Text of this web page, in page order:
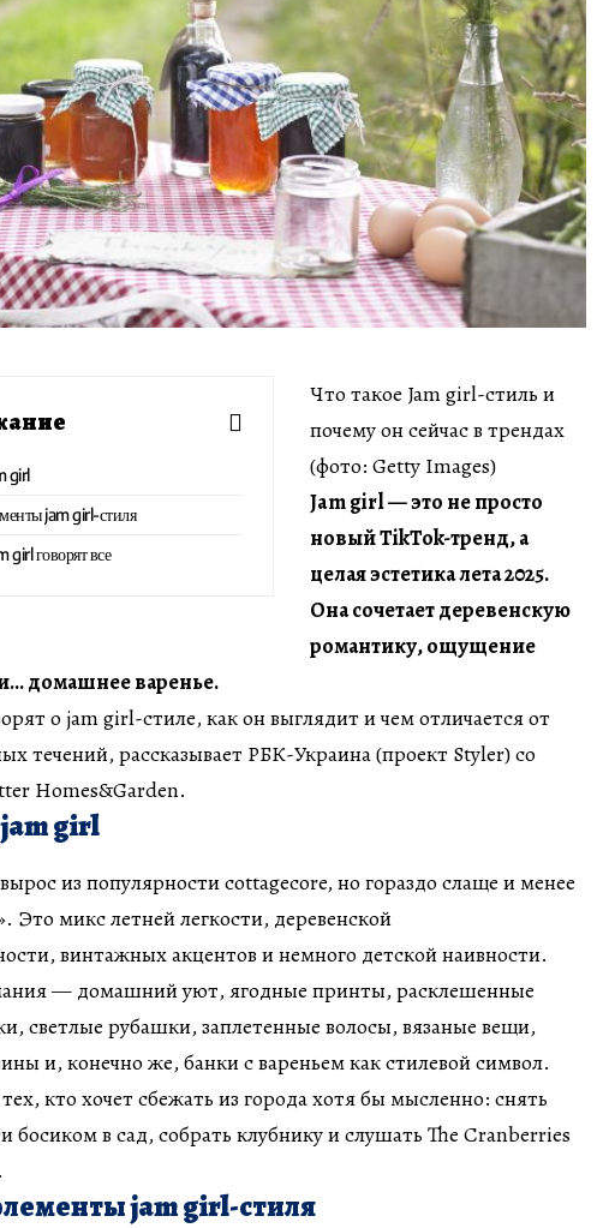
girl
jam girl-стиля
girl говорят все
Что такое Jam girl-стиль и
почему он сейчас в трендах
(фото: Getty Images)
Jam girl — это не просто
новый TikTok-тренд, а
целая эстетика лета 2025.
Она сочетает деревенскую
романтику, ощущение
домашнее варенье.
о jam girl-стиле, как он выглядит и чем отличается от
течений, рассказывает РБК-Украина (проект Styler) со
Homes&Garden.
girl
из популярности cottagecore, но гораздо слаще и менее
Это микс летней легкости, деревенской
винтажных акцентов и немного детской наивности.
— домашний уют, ягодные принты, расклешенные
светлые рубашки, заплетенные волосы, вязаные вещи,
и, конечно же, банки с вареньем как стилевой символ.
кто хочет сбежать из города хотя бы мысленно: снять
босиком в сад, собрать клубнику и слушать The Cranberries
jam girl-стиля